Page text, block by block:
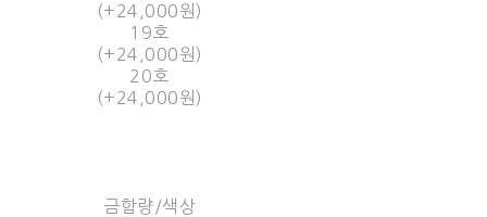
(+24,000원)
19호
(+24,000원)
20호
(+24,000원)
금함량/색상